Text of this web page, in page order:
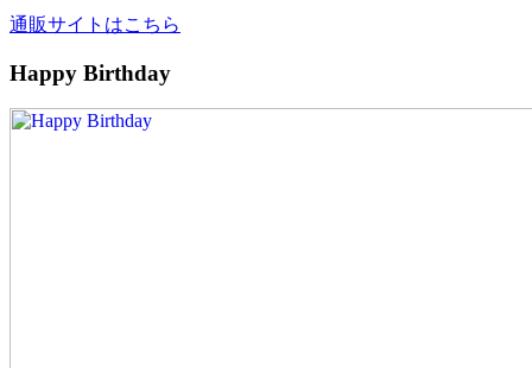
通販サイトはこちら
Happy Birthday